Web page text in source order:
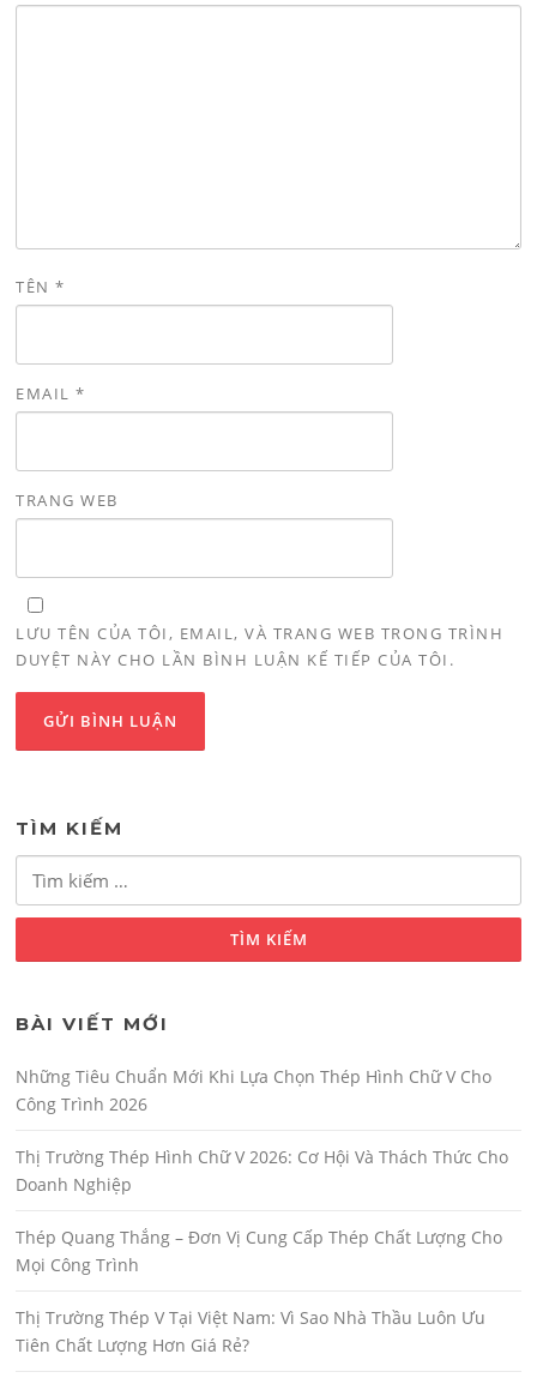
TÊN*
EMAIL*
TRANG WEB
LƯU TÊN CỦA TÔI, EMAIL, VÀ TRANG WEB TRONG TRÌNH
DUYỆT NÀY CHO LẦN BÌNH LUẬN KẾ TIẾP CỦA TÔI.
TÌM KIẾM
kiếm
cho:
BÀI VIẾT MỚI
Những Tiêu Chuẩn Mới Khi Lựa Chọn Thép Hình Chữ V Cho
Công Trình 2026
Thị Trường Thép Hình Chữ V 2026: Cơ Hội Và Thách Thức Cho
Doanh Nghiệp
Thép Quang Thắng – Đơn Vị Cung Cấp Thép Chất Lượng Cho
Mọi Công Trình
Thị Trường Thép V Tại Việt Nam: Vì Sao Nhà Thầu Luôn Ưu
Tiên Chất Lượng Hơn Giá Rẻ?